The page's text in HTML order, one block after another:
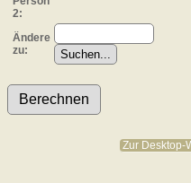
2:
Ändere
zu:
Zur Desktop-